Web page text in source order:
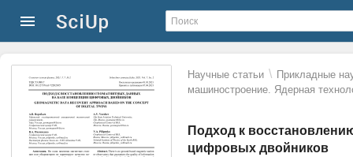
Научные статьи \ Прикладные
машиностроение. Ядерная
Подход к
цифровых двойников